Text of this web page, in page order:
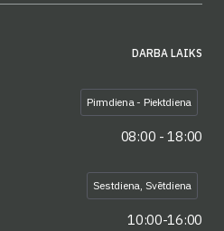
DARBA LAIKS
Pirmdiena - Piektdiena
08:00 - 18:00
Sestdiena, Svētdiena
10:00-16:00